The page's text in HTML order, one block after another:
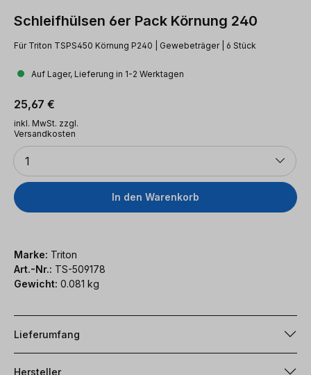
Schleifhülsen 6er Pack Körnung 240
Für Triton TSPS450 Körnung P240 | Gewebeträger | 6 Stück
Auf Lager, Lieferung in 1-2 Werktagen
Regulärer Preis:
25,67 €
inkl. MwSt. zzgl.
Versandkosten
Anzahl
1
In den Warenkorb
Marke: Triton
Art.-Nr.: TS-509178
Gewicht: 0.081 kg
Lieferumfang
Hersteller